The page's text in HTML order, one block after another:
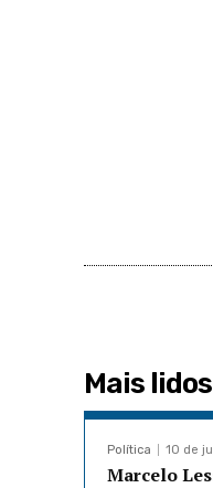
Mais lidos
Política 10 de
Marcelo